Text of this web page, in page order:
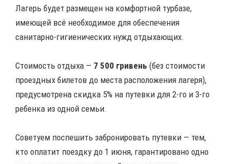
Лагерь будет размещен на комфортной турбазе,
имеющей всё необходимое для обеспечения
санитарно-гигиенических нужд отдыхающих.
Стоимость отдыха — 7 500 гривень (без стоимости
проездных билетов до места расположения лагеря),
предусмотрена скидка 5% на путевки для 2-го и 3-го
ребенка из одной семьи.
Советуем поспешить забронировать путевки — тем,
кто оплатит поездку до 1 июня, гарантировано одно